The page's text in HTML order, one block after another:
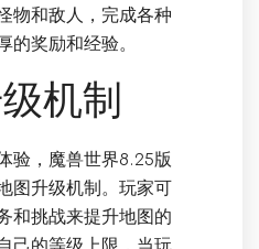
物和敌人，完成各种
奖励和经验。
机制
验，魔兽世界8.25版
图升级机制。玩家可
和挑战来提升地图的